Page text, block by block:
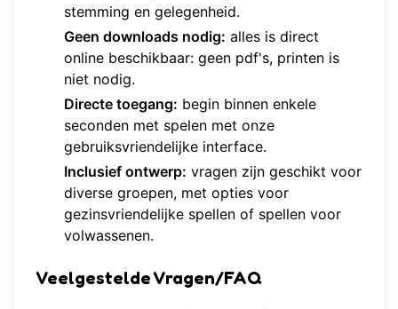
stemming en gelegenheid.
Geen downloads nodig: alles is direct
online beschikbaar: geen pdf's, printen is
niet nodig.
Directe toegang: begin binnen enkele
seconden met spelen met onze
gebruiksvriendelijke interface.
Inclusief ontwerp: vragen zijn geschikt voor
diverse groepen, met opties voor
gezinsvriendelijke spellen of spellen voor
volwassenen.
Veelgestelde Vragen/FAQ